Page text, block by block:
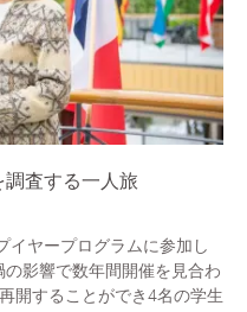
査する一人旅
イヤープログラムに参加し
影響で数年間開催を見合わ
開することができ4名の学生